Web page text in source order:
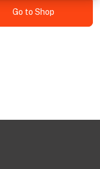
Go to Shop